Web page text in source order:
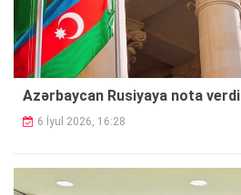
Azərbaycan Rusiyaya nota verdi
6 İyul 2026, 16:28